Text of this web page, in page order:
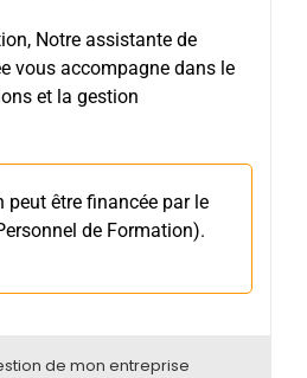
Notre assistante de
vous accompagne dans le
et la gestion
peut être financée par le
de Formation).
de mon entreprise